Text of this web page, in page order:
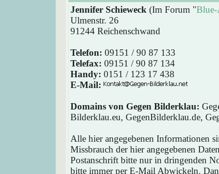
Jennifer Schieweck (Im Forum "
Ulmenstr. 26
91244 Reichenschwand
Telefon: 09151 / 90 87 133
Telefax: 09151 / 90 87 134
Handy: 0151 / 123 17 438
E-Mail:
Domains von Gegen Bilderklau:
Bilderklau.eu, GegenBilderklau.de,
Alle hier angegebenen Informationen
Missbrauch der hier angegebenen
Postanschrift bitte nur in dringenden
bitte immer per E-Mail Abwickeln.